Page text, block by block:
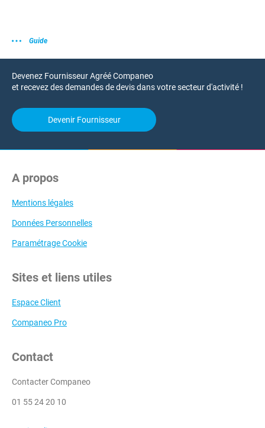
Guide
Devenez Fournisseur Agréé Companeo
et recevez des demandes de devis dans votre secteur d'activité !
Devenir Fournisseur
A propos
Mentions légales
Données Personnelles
Paramétrage Cookie
Sites et liens utiles
Espace Client
Companeo Pro
Contact
Contacter Companeo
01 55 24 20 10